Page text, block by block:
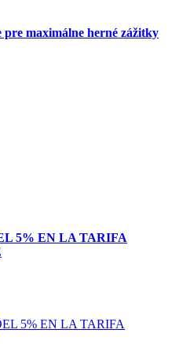
maximálne herné zážitky
5% EN LA TARIFA